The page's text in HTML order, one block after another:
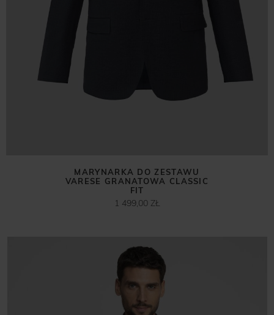
MARYNARKA DO ZESTAWU
VARESE GRANATOWA CLASSIC
FIT
1 499,00 ZŁ